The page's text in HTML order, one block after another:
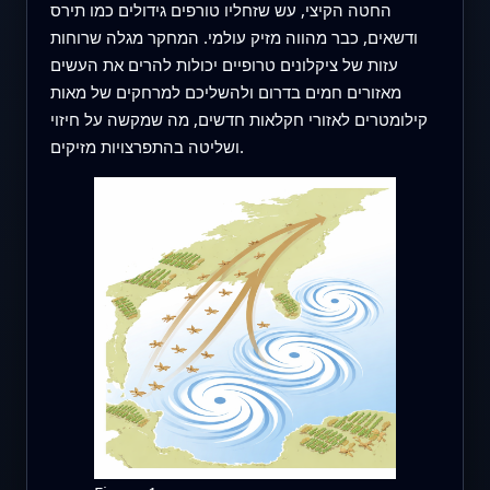
החטה הקיצי, עש שזחליו טורפים גידולים כמו תירס
ודשאים, כבר מהווה מזיק עולמי. המחקר מגלה שרוחות
עזות של ציקלונים טרופיים יכולות להרים את העשים
מאזורים חמים בדרום ולהשליכם למרחקים של מאות
קילומטרים לאזורי חקלאות חדשים, מה שמקשה על חיזוי
ושליטה בהתפרצויות מזיקים.